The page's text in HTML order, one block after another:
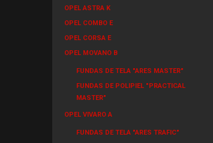
OPEL ASTRA K
OPEL COMBO E
OPEL CORSA E
OPEL MOVANO B
FUNDAS DE TELA "ARES MASTER"
FUNDAS DE POLIPIEL "PRACTICAL
MASTER"
OPEL VIVARO A
FUNDAS DE TELA "ARES TRAFIC"